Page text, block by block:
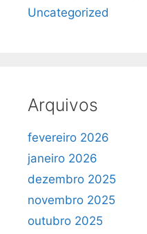
Uncategorized
Arquivos
fevereiro 2026
janeiro 2026
dezembro 2025
novembro 2025
outubro 2025